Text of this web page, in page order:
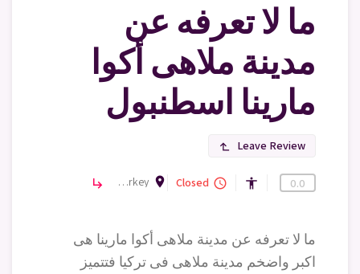
ما لا تعرفه عن
مدينة ملاهى أكوا
مارينا اسطنبول
Leave Review
subdirectory_arrow_left
0.0
accessibility ترفيه
query_builder
Closed
room
Büyükçekmece Grand Aqua Marine, Fatih, Komando Sk. No:4, 34500 Büyükçekmece/İstanbul, Turkey
subdirectory_arrow_right
ما لا تعرفه عن مدينة ملاهى أكوا مارينا هى
اكبر واضخم مدينة ملاهى فى تركيا فتتميز